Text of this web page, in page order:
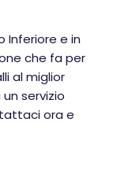
Inferiore e in
che fa per
al miglior
servizio
ora e